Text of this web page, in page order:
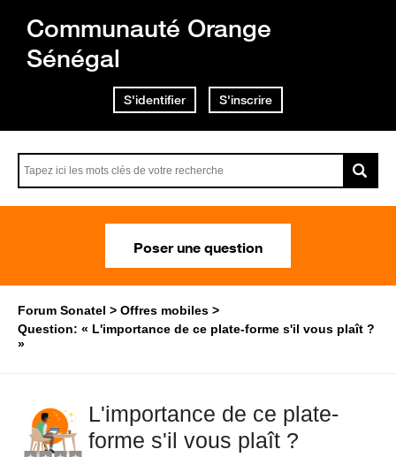
Communauté Orange
Sénégal
S'identifier S'inscrire
Poser une question
Forum Sonatel
Offres mobiles
Question: « L'importance de ce plate-forme s'il vous plaît ?
»
L'importance de ce plate-
forme s'il vous plaît ?